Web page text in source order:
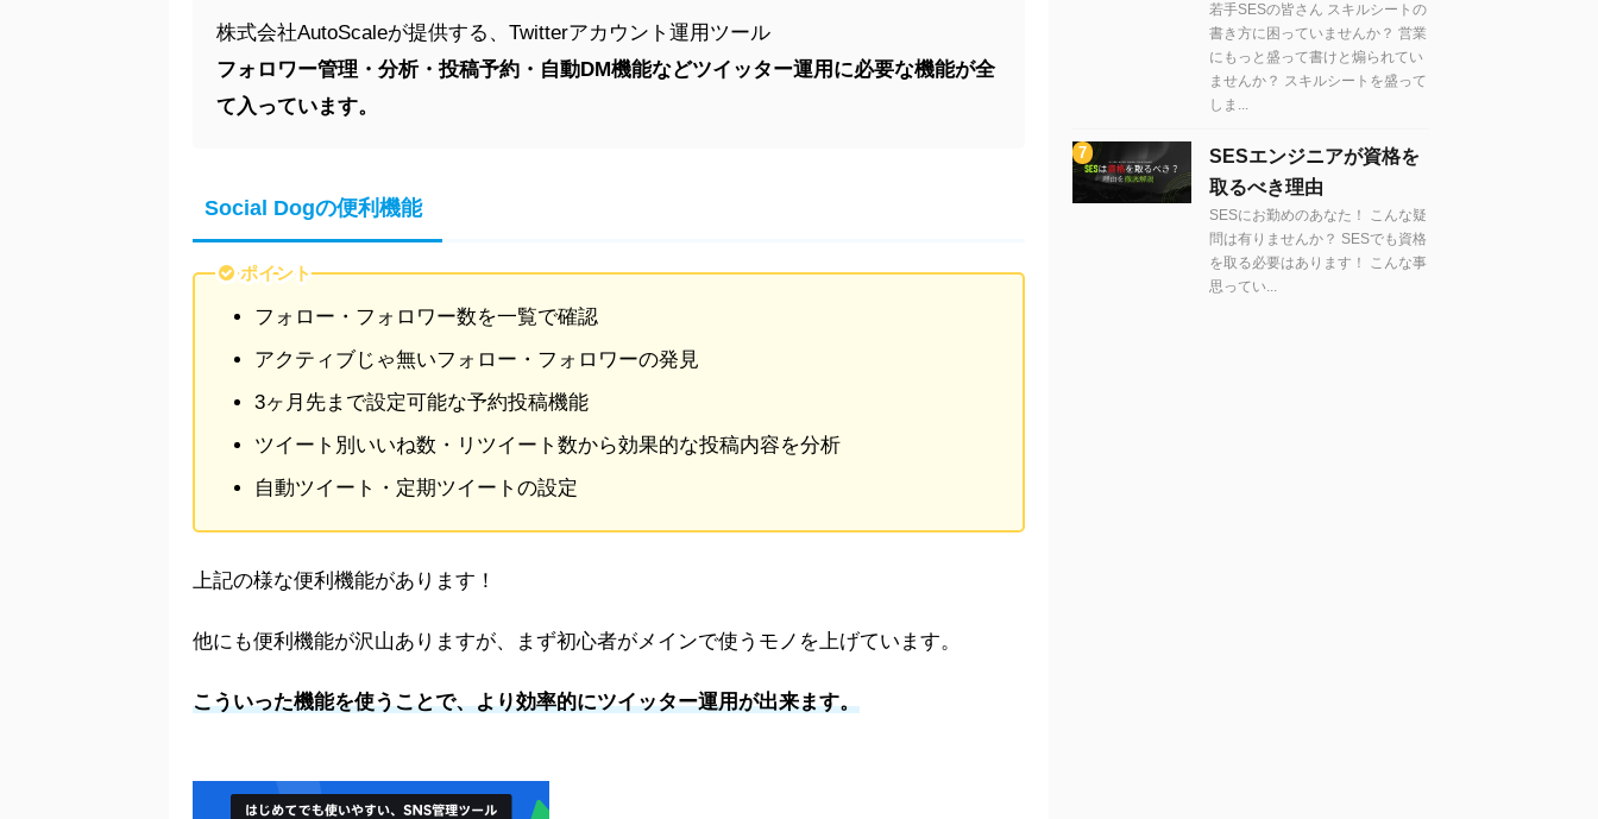
株式会社AutoScaleが提供する、Twitterアカウント運用ツール
フォロワー管理・分析・投稿予約・自動DM機能などツイッター運用に必要な機能が全
て入っています。
Social Dogの便利機能
ポイント
フォロー・フォロワー数を一覧で確認
アクティブじゃ無いフォロー・フォロワーの発見
3ヶ月先まで設定可能な予約投稿機能
ツイート別いいね数・リツイート数から効果的な投稿内容を分析
自動ツイート・定期ツイートの設定
上記の様な便利機能があります！
他にも便利機能が沢山ありますが、まず初心者がメインで使うモノを上げています。
こういった機能を使うことで、より効率的にツイッター運用が出来ます。
若手SESの皆さん スキルシートの
書き方に困っていませんか？ 営業
にもっと盛って書けと煽られてい
ませんか？ スキルシートを盛って
しま...
SESエンジニアが資格を
取るべき理由
SESにお勤めのあなた！ こんな疑
問は有りませんか？ SESでも資格
を取る必要はあります！ こんな事
思ってい...